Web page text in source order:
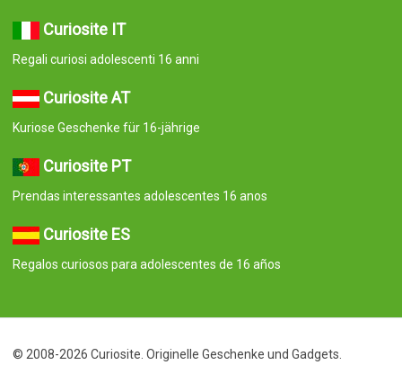
Curiosite IT
Regali curiosi adolescenti 16 anni
Curiosite AT
Kuriose Geschenke für 16-jährige
Curiosite PT
Prendas interessantes adolescentes 16 anos
Curiosite ES
Regalos curiosos para adolescentes de 16 años
© 2008-2026 Curiosite. Originelle Geschenke und Gadgets.